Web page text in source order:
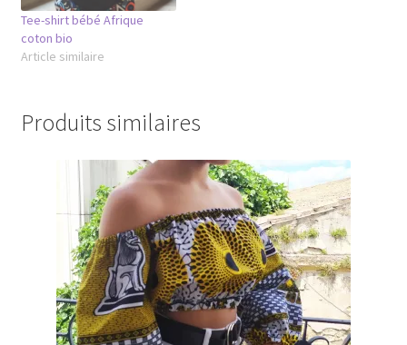
Tee-shirt bébé Afrique
coton bio
Article similaire
Produits similaires